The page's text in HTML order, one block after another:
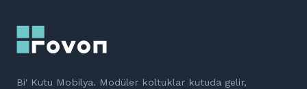
Bi' Kutu Mobilya. Modüler koltuklar kutuda gelir,